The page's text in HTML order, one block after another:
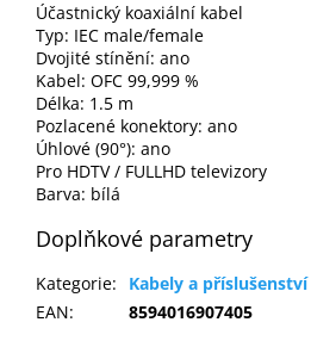
Účastnický koaxiální kabel
Typ: IEC male/female
Dvojité stínění: ano
Kabel: OFC 99,999 %
Délka: 1.5 m
Pozlacené konektory: ano
Úhlové (90°): ano
Pro HDTV / FULLHD televizory
Barva: bílá
Doplňkové parametry
Kategorie:
Kabely a příslušenství
EAN: 8594016907405